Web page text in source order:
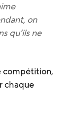
on
qu’ils ne
compétition,
chaque